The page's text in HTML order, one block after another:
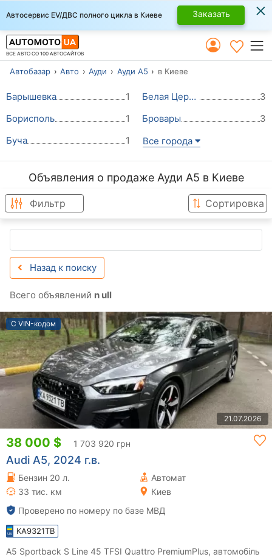
Автосервис EV/ДВС полного цикла в Киеве Заказать ×
ВСЕ АВТО СО 100 АВТОСАЙТОВ
Автобазар Авто Ауди Ауди А5 в Киеве
Барышевка 1 Белая Церковь
3
Борисполь
1 Бровары
3
Буча
1 Все города
Объявления о продаже Ауди А5 в Киеве
Фильтр Сортировка
Назад к поиску
Всего объявлений n ull
С VIN-кодом
21.07.2026
38 000 $ 1 703 920 грн
Audi A5, 2024 г.в.
Бензин 20 л.
Автомат
33 тис. км
Киев
Проверено по номеру по базе МВД
KA9321TB
A5 Sportback S Line 45 TFSI Quattro PremiumPlus, автомобіль